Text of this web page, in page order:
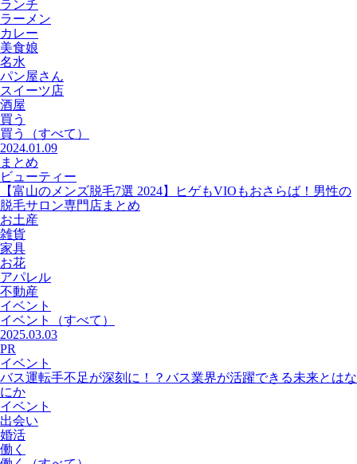
ランチ
ラーメン
カレー
美食娘
名水
パン屋さん
スイーツ店
酒屋
買う
買う
（すべて）
2024.01.09
まとめ
ビューティー
【富山のメンズ脱毛7選 2024】ヒゲもVIOもおさらば！男性の
脱毛サロン専門店まとめ
お土産
雑貨
家具
お花
アパレル
不動産
イベント
イベント
（すべて）
2025.03.03
PR
イベント
バス運転手不足が深刻に！？バス業界が活躍できる未来とはな
にか
イベント
出会い
婚活
働く